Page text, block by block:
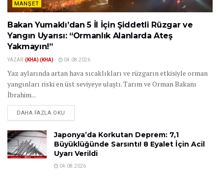
MANŞET
Bakan Yumaklı’dan 5 İl İçin Şiddetli Rüzgar ve
Yangın Uyarısı: “Ormanlık Alanlarda Ateş
Yakmayın!”
YAZAR:(KHA) (KHA) 04.08.2026
Yaz aylarında artan hava sıcaklıkları ve rüzgarın etkisiyle orman
yangınları riski en üst seviyeye ulaştı. Tarım ve Orman Bakanı
İbrahim...
DAHA FAZLA OKU
Japonya’da Korkutan Deprem: 7,1
Büyüklüğünde Sarsıntı! 8 Eyalet İçin Acil
Uyarı Verildi
04.08.2026